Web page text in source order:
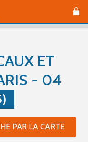
ET
- 04
PAR LA CARTE